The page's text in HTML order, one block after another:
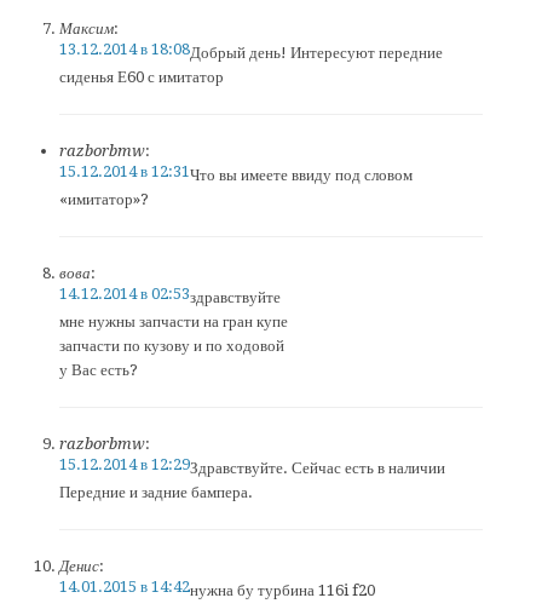
Максим:
13.12.2014 в 18:08Добрый день! Интересуют передние
сиденья Е60 с имитатор
razborbmw:
15.12.2014 в 12:31Что вы имеете ввиду под словом
«имитатор»?
вова:
14.12.2014 в 02:53здравствуйте
мне нужны запчасти на гран купе
запчасти по кузову и по ходовой
у Вас есть?
razborbmw:
15.12.2014 в 12:29Здравствуйте. Сейчас есть в наличии
Передние и задние бампера.
Денис:
14.01.2015 в 14:42нужна бу турбина 116i f20